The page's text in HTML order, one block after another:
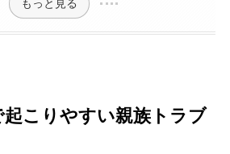
もっと見る
こりやすい親族トラブ